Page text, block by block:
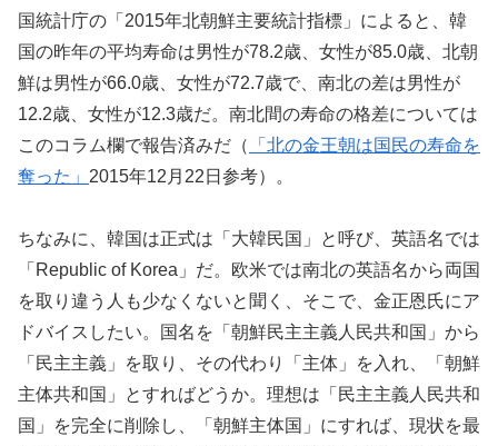
国統計庁の「2015年北朝鮮主要統計指標」によると、韓
国の昨年の平均寿命は男性が78.2歳、女性が85.0歳、北朝
鮮は男性が66.0歳、女性が72.7歳で、南北の差は男性が
12.2歳、女性が12.3歳だ。南北間の寿命の格差については
このコラム欄で報告済みだ（
「北の金王朝は国民の寿命を
奪った」 2015年12月22日参考）。
ちなみに、韓国は正式は「大韓民国」と呼び、英語名では
「Republic of Korea」だ。欧米では南北の英語名から両国
を取り違う人も少なくないと聞く、そこで、金正恩氏にア
ドバイスしたい。国名を「朝鮮民主主義人民共和国」から
「民主主義」を取り、その代わり「主体」を入れ、「朝鮮
主体共和国」とすればどうか。理想は「民主主義人民共和
国」を完全に削除し、「朝鮮主体国」にすれば、現状を最